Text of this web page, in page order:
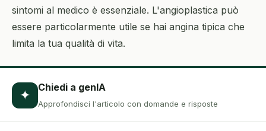
sintomi al medico è essenziale. L'angioplastica può
essere particolarmente utile se hai angina tipica che
limita la tua qualità di vita.
✦ Chiedi a genIA
Approfondisci l'articolo con domande e risposte